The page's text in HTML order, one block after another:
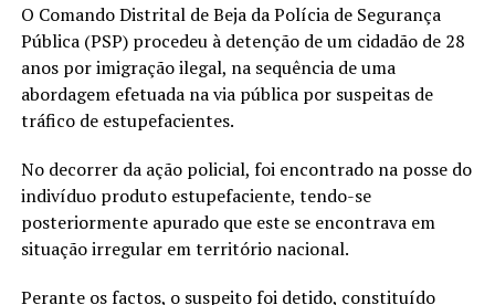
O Comando Distrital de Beja da Polícia de Segurança
Pública (PSP) procedeu à detenção de um cidadão de 28
anos por imigração ilegal, na sequência de uma
abordagem efetuada na via pública por suspeitas de
tráfico de estupefacientes.
No decorrer da ação policial, foi encontrado na posse do
indivíduo produto estupefaciente, tendo-se
posteriormente apurado que este se encontrava em
situação irregular em território nacional.
Perante os factos, o suspeito foi detido, constituído